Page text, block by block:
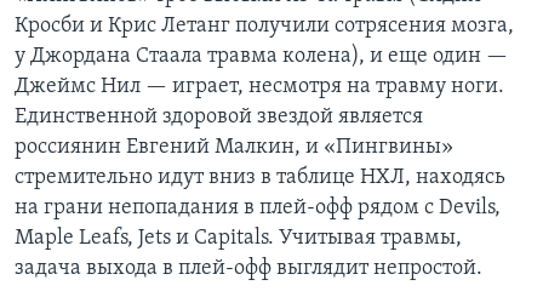
Кросби и Крис Летанг получили сотрясения мозга,
у Джордана Стаала травма колена), и еще один —
Джеймс Нил — играет, несмотря на травму ноги.
Единственной здоровой звездой является
россиянин Евгений Малкин, и «Пингвины»
стремительно идут вниз в таблице НХЛ, находясь
на грани непопадания в плей-офф рядом с Devils,
Maple Leafs, Jets и Capitals. Учитывая травмы,
задача выхода в плей-офф выглядит непростой.